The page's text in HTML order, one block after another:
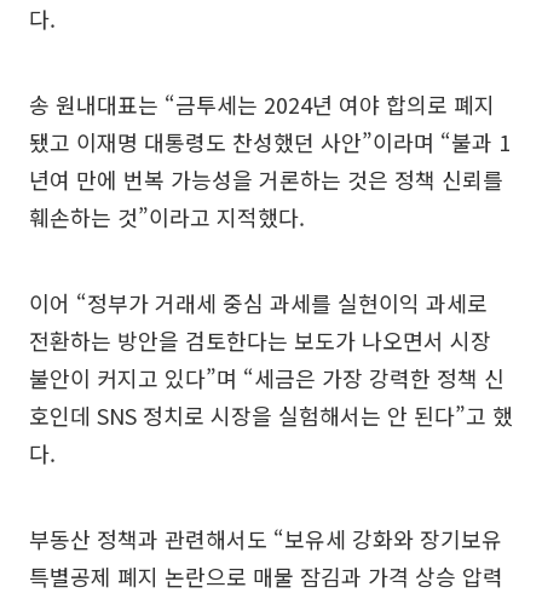
다.
송 원내대표는 “금투세는 2024년 여야 합의로 폐지
됐고 이재명 대통령도 찬성했던 사안”이라며 “불과 1
년여 만에 번복 가능성을 거론하는 것은 정책 신뢰를
훼손하는 것”이라고 지적했다.
이어 “정부가 거래세 중심 과세를 실현이익 과세로
전환하는 방안을 검토한다는 보도가 나오면서 시장
불안이 커지고 있다”며 “세금은 가장 강력한 정책 신
호인데 SNS 정치로 시장을 실험해서는 안 된다”고 했
다.
부동산 정책과 관련해서도 “보유세 강화와 장기보유
특별공제 폐지 논란으로 매물 잠김과 가격 상승 압력